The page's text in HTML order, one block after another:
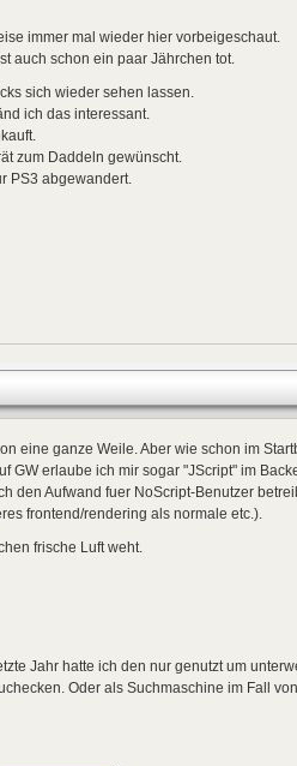
immer mal wieder hier vorbeigeschaut.
auch schon ein paar Jährchen tot.
sich wieder sehen lassen.
ich das interessant.
zum Daddeln gewünscht.
PS3 abgewandert.
eine ganze Weile. Aber wie schon im
GW erlaube ich mir sogar "JScript" im
den Aufwand fuer NoScript-Benutzer
frontend/rendering als normale etc.).
frische Luft weht.
Jahr hatte ich den nur genutzt um
Oder als Suchmaschine im Fall